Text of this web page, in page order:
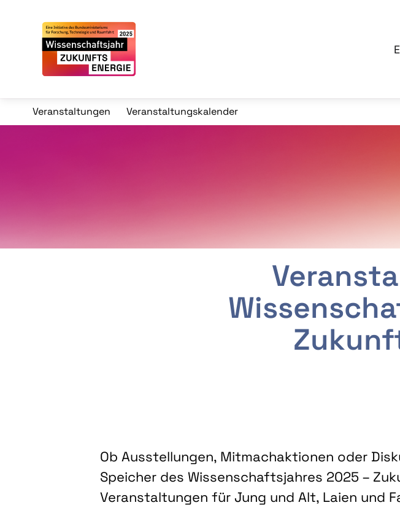
Veranstaltungen Veranstaltungskalender
Ob Ausstellungen, Mitmachaktionen oder
Speicher des Wissenschaftsjahres 2025 –
Veranstaltungen für Jung und Alt, Laien und